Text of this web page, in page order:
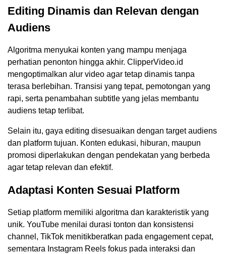
Editing Dinamis dan Relevan dengan
Audiens
Algoritma menyukai konten yang mampu menjaga
perhatian penonton hingga akhir. ClipperVideo.id
mengoptimalkan alur video agar tetap dinamis tanpa
terasa berlebihan. Transisi yang tepat, pemotongan yang
rapi, serta penambahan subtitle yang jelas membantu
audiens tetap terlibat.
Selain itu, gaya editing disesuaikan dengan target audiens
dan platform tujuan. Konten edukasi, hiburan, maupun
promosi diperlakukan dengan pendekatan yang berbeda
agar tetap relevan dan efektif.
Adaptasi Konten Sesuai Platform
Setiap platform memiliki algoritma dan karakteristik yang
unik. YouTube menilai durasi tonton dan konsistensi
channel, TikTok menitikberatkan pada engagement cepat,
sementara Instagram Reels fokus pada interaksi dan